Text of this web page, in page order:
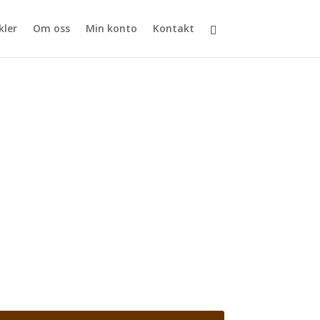
Om oss Min konto Kontakt